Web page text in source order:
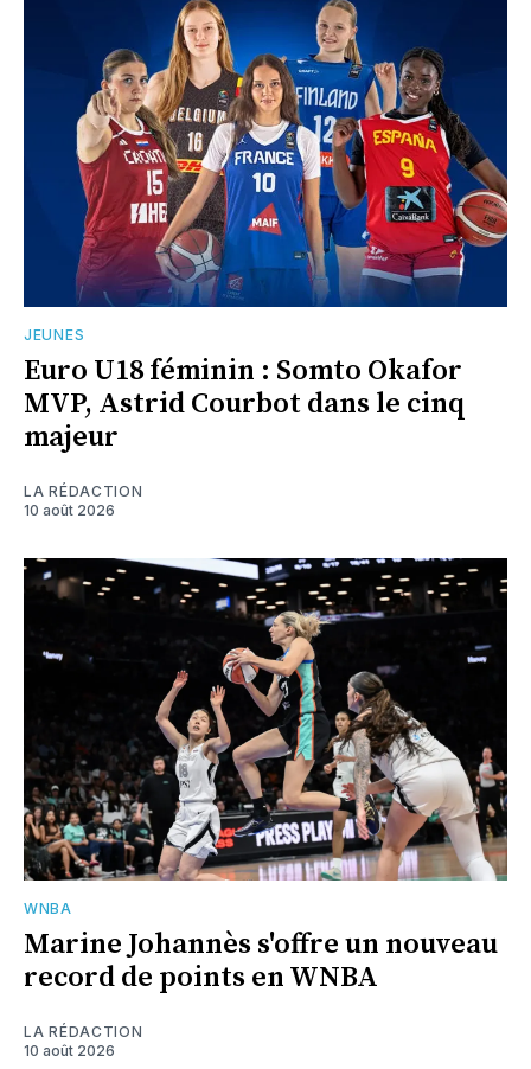
JEUNES
Euro U18 féminin : Somto Okafor
MVP, Astrid Courbot dans le cinq
majeur
LA RÉDACTION
10 août 2026
WNBA
Marine Johannès s'offre un nouveau
record de points en WNBA
LA RÉDACTION
10 août 2026